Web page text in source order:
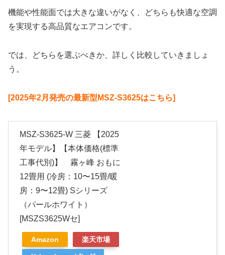
機能や性能面では大きな違いがなく、どちらも快適な空調
を実現する高品質なエアコンです。
では、どちらを選ぶべきか、詳しく比較していきましょ
う。
[2025年2月発売の最新型MSZ-S3625はこちら]
MSZ-S3625-W 三菱 【2025
年モデル】【本体価格(標準
工事代別)】 霧ヶ峰 おもに
12畳用 (冷房：10〜15畳/暖
房：9〜12畳) Sシリーズ
（パールホワイト）
[MSZS3625Wセ]
Amazon 楽天市場